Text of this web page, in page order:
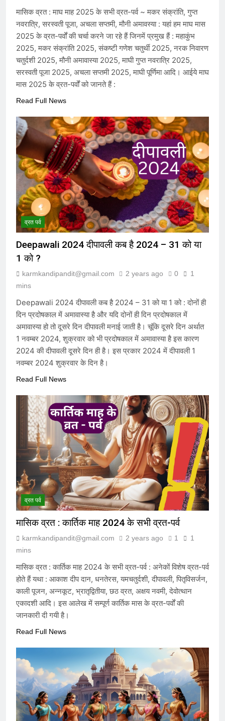
मासिक व्रत : माघ माह 2025 के सभी व्रत-पर्व ~ मकर संक्रांति, गुप्त
नवरात्रि, सरस्वती पूजा, अचला सप्तमी, मौनी अमावस्या : यहां हम माघ मास
2025 के व्रत-पर्वों की चर्चा करने जा रहे हैं जिनमें प्रमुख हैं : महाकुंभ
2025, मकर संक्रांति 2025, संकष्टी गणेश चतुर्थी 2025, नरक निवारण
चतुर्दशी 2025, मौनी अमावास्या 2025, माघी गुप्त नवरात्रि 2025,
सरस्वती पूजा 2025, अचला सप्तमी 2025, माघी पूर्णिमा आदि। आईये माघ
मास 2025 के व्रत-पर्वों को जानते हैं :
Read Full News
व्रत पर्व
Deepawali 2024 दीपावली कब है 2024 – 31 को या
1 को ?
karmkandipandit@gmail.com 2 years ago 0
1
mins
Deepawali 2024 दीपावली कब है 2024 – 31 को या 1 को : दोनों ही
दिन प्रदोषकाल में अमावास्या है और यदि दोनों ही दिन प्रदोषकाल में
अमावास्या हो तो दूसरे दिन दीपावली मनाई जाती है। चूंकि दूसरे दिन अर्थात
1 नवम्बर 2024, शुक्रवार को भी प्रदोषकाल में अमावास्या है इस कारण
2024 की दीपावली दूसरे दिन ही है। इस प्रकार 2024 में दीपावली 1
नवम्बर 2024 शुक्रवार के दिन है।
Read Full News
व्रत पर्व
मासिक व्रत : कार्तिक माह 2024 के सभी व्रत-पर्व
karmkandipandit@gmail.com 2 years ago 1
1
mins
मासिक व्रत : कार्तिक माह 2024 के सभी व्रत-पर्व : अनेकों विशेष व्रत-पर्व
होते हैं यथा : आकाश दीप दान, धनतेरस, यमचतुर्दशी, दीपावली, पितृविसर्जन,
काली पूजन, अन्नकूट, भ्रातृद्वितीया, छठ व्रत, अक्षय नवमी, देवोत्थान
एकादशी आदि। इस आलेख में सम्पूर्ण कार्तिक मास के व्रत-पर्वों की
जानकारी दी गयी है।
Read Full News